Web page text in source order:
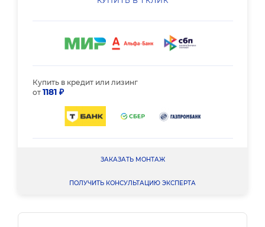
Купить в кредит или лизинг
от 1181 ₽
ЗАКАЗАТЬ МОНТАЖ
ПОЛУЧИТЬ КОНСУЛЬТАЦИЮ ЭКСПЕРТА